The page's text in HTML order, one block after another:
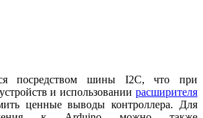
посредством шины I2C, что при
и использовании расширителя
ценные выводы контроллера. Для